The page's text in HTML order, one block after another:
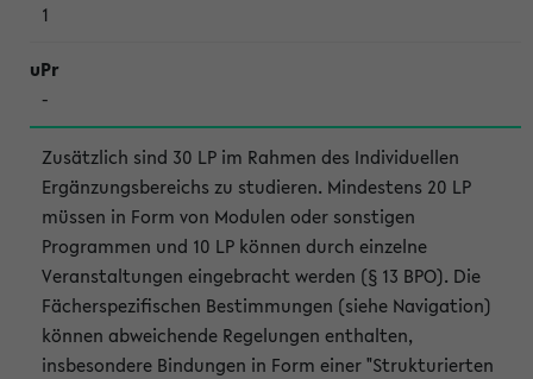
1
-
Zusätzlich sind 30 LP im Rahmen des Individuellen
Ergänzungsbereichs zu studieren. Mindestens 20 LP
müssen in Form von Modulen oder sonstigen
Programmen und 10 LP können durch einzelne
Veranstaltungen eingebracht werden (§ 13 BPO). Die
Fächerspezifischen Bestimmungen (siehe Navigation)
können abweichende Regelungen enthalten,
insbesondere Bindungen in Form einer "Strukturierten